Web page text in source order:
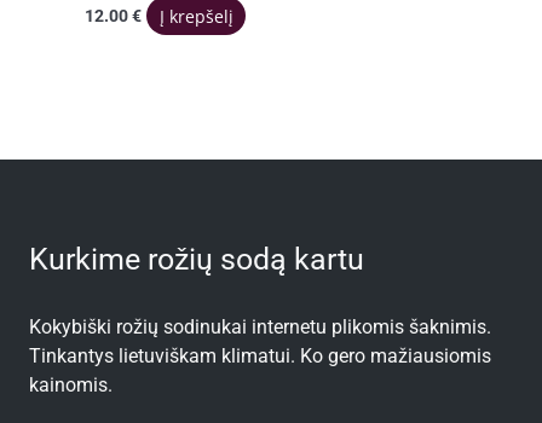
12.00€ Į krepšelį
Kurkime rožių sodą kartu
Kokybiški rožių sodinukai internetu plikomis šaknimis.
Tinkantys lietuviškam klimatui. Ko gero mažiausiomis
kainomis.